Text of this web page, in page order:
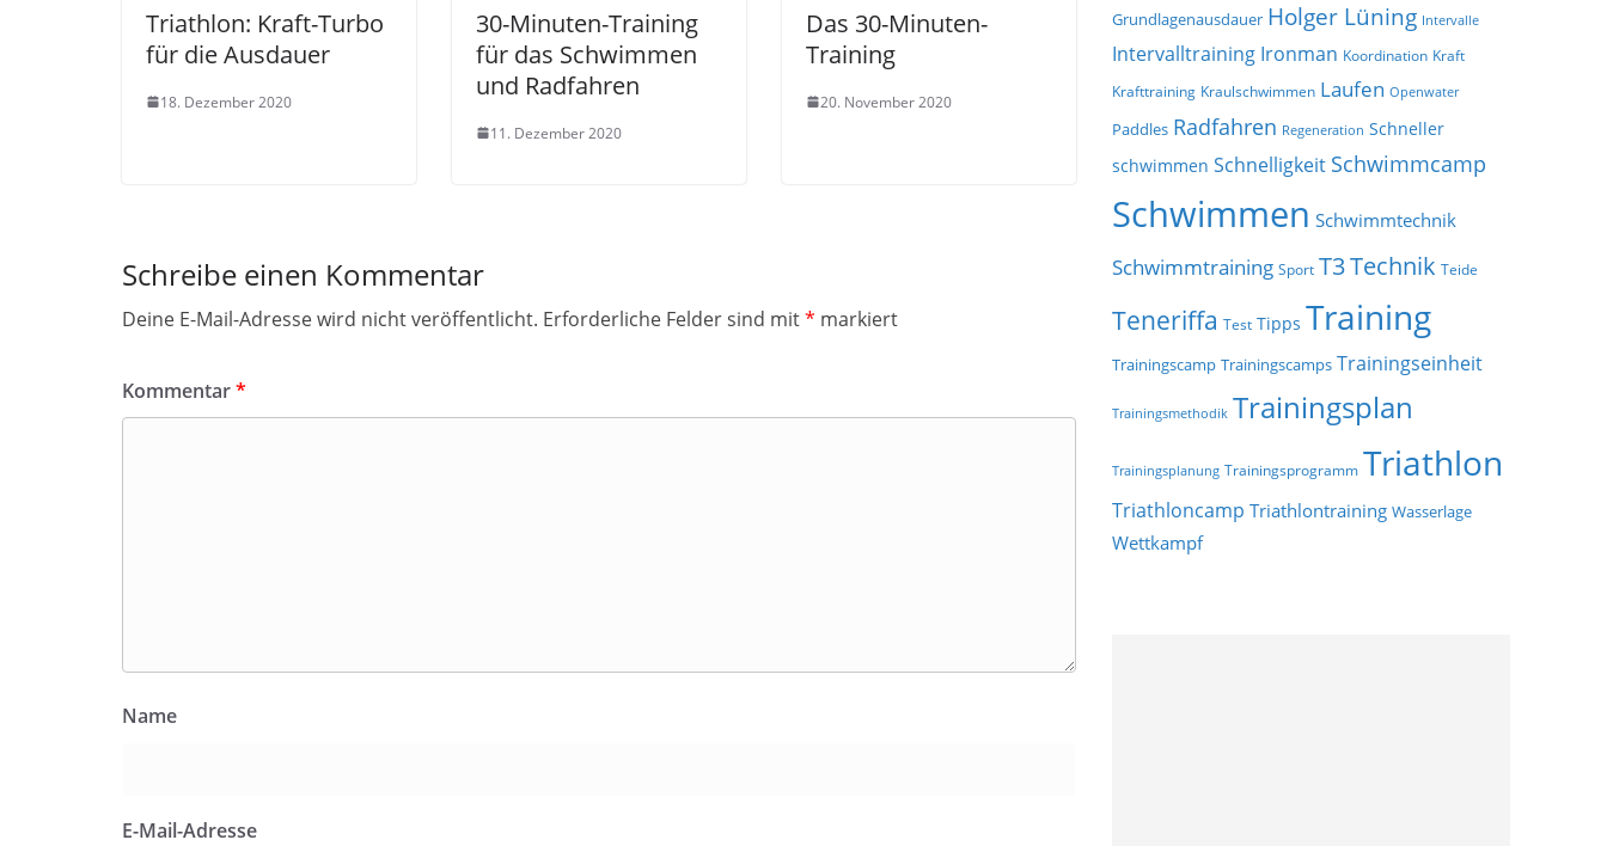
Triathlon: Kraft-Turbo
für die Ausdauer
18. Dezember 2020
30-Minuten-Training
für das Schwimmen
und Radfahren
11. Dezember 2020
Das 30-Minuten-
Training
20. November 2020
Schreibe einen Kommentar
Deine E-Mail-Adresse wird nicht veröffentlicht. Erforderliche Felder sind mit* markiert
Kommentar*
Name
E-Mail-Adresse
Grundlagenausdauer Holger Lüning Intervalle
Intervalltraining Ironman Koordination Kraft
Krafttraining Kraulschwimmen Laufen Openwater
Paddles Radfahren Regeneration Schneller
schwimmen Schnelligkeit Schwimmcamp
Schwimmen Schwimmtechnik
Schwimmtraining Sport T3Technik Teide
Teneriffa Test Tipps Training
Trainingscamp Trainingscamps Trainingseinheit
Trainingsmethodik Trainingsplan
Trainingsplanung Trainingsprogramm Triathlon
Triathloncamp Triathlontraining Wasserlage
Wettkampf